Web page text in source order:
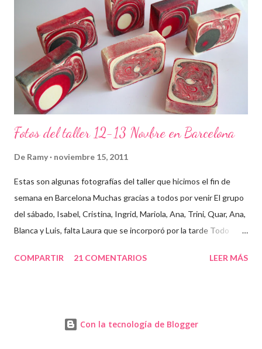
Fotos del taller 12-13 Novbre en Barcelona
De Ramy noviembre 15, 2011
Estas son algunas fotografías del taller que hicimos el fin de
semana en Barcelona Muchas gracias a todos por venir El grupo
del sábado, Isabel, Cristina, Ingrid, Mariola, Ana, Trini, Quar, Ana,
Blanca y Luis, falta Laura que se incorporó por la tarde Todo
primero un poco de teórica para tener claro lo que tenemos que
las batidoras! Cristina y Blanca Mariola... está guapa hasta con
COMPARTIR 21 COMENTARIOS LEER MÁS
Con la tecnología de Blogger